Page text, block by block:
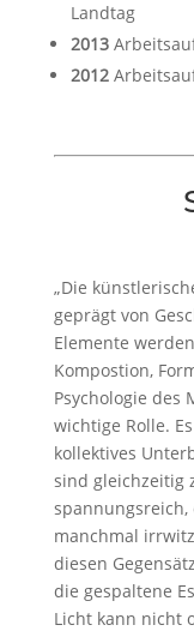
Landtag
2013
2012
„Die
geprägt von
Elemente
Kompostion,
Psychologie des
wichtige Rolle.
kollektives
sind gleichzeitig
manchmal
diesen
die gespaltene
Licht kann nicht